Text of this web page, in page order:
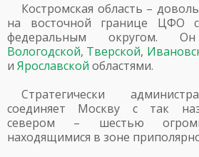
Костромская область –
на восточной границе ЦФО
федеральным округом.
Вологодской, Тверской,
и Ярославской областями.
Стратегически
соединяет Москву с так
севером – шестью
находящимися в зоне